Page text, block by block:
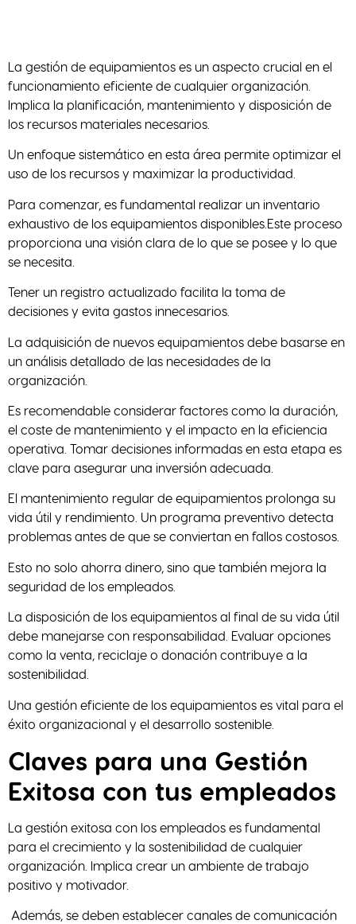
La gestión de equipamientos es un aspecto crucial en el
funcionamiento eficiente de cualquier organización.
Implica la planificación, mantenimiento y disposición de
los recursos materiales necesarios.
Un enfoque sistemático en esta área permite optimizar el
uso de los recursos y maximizar la productividad.
Para comenzar, es fundamental realizar un inventario
exhaustivo de los equipamientos disponibles.Este proceso
proporciona una visión clara de lo que se posee y lo que
se necesita.
Tener un registro actualizado facilita la toma de
decisiones y evita gastos innecesarios.
La adquisición de nuevos equipamientos debe basarse en
un análisis detallado de las necesidades de la
organización.
Es recomendable considerar factores como la duración,
el coste de mantenimiento y el impacto en la eficiencia
operativa. Tomar decisiones informadas en esta etapa es
clave para asegurar una inversión adecuada.
El mantenimiento regular de equipamientos prolonga su
vida útil y rendimiento. Un programa preventivo detecta
problemas antes de que se conviertan en fallos costosos.
Esto no solo ahorra dinero, sino que también mejora la
seguridad de los empleados.
La disposición de los equipamientos al final de su vida útil
debe manejarse con responsabilidad. Evaluar opciones
como la venta, reciclaje o donación contribuye a la
sostenibilidad.
Una gestión eficiente de los equipamientos es vital para el
éxito organizacional y el desarrollo sostenible.
Claves para una Gestión
Exitosa con tus empleados
La gestión exitosa con los empleados es fundamental
para el crecimiento y la sostenibilidad de cualquier
organización. Implica crear un ambiente de trabajo
positivo y motivador.
Además, se deben establecer canales de comunicación